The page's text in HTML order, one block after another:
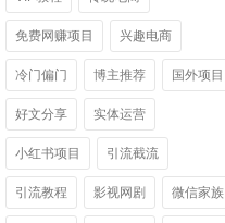
免费网赚项目 兴趣电商
冷门偏门 博主推荐 国外项目
好文分享 实体运营
小红书项目 引流截流
引流教程 影视网剧 微信家族